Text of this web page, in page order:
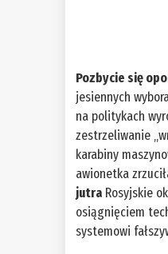
Pozbycie się
jesiennych
na politykach
zestrzeliwanie
karabiny
awionetka
jutra Rosyjskie
osiągnięciem
systemowi